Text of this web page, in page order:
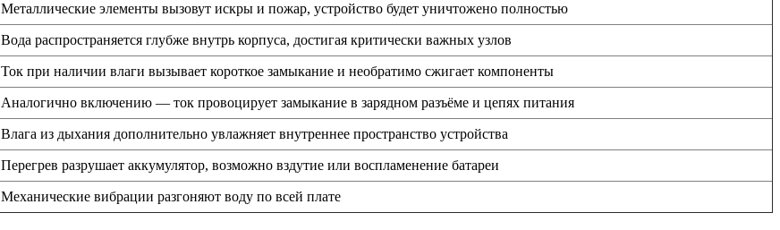
Металлические элементы вызовут искры и пожар, устройство будет уничтожено полностью
Вода распространяется глубже внутрь корпуса, достигая критически важных узлов
Ток при наличии влаги вызывает короткое замыкание и необратимо сжигает компоненты
Аналогично включению — ток провоцирует замыкание в зарядном разъёме и цепях питания
Влага из дыхания дополнительно увлажняет внутреннее пространство устройства
Перегрев разрушает аккумулятор, возможно вздутие или воспламенение батареи
Механические вибрации разгоняют воду по всей плате